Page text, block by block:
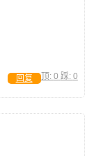
顶: 0 踩: 0
回复